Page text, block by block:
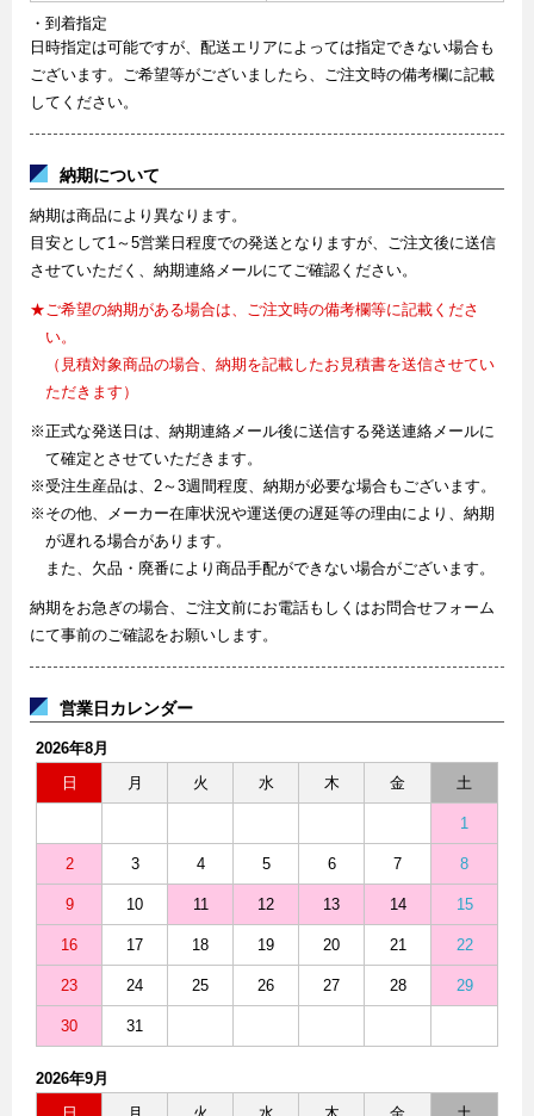
・到着指定
日時指定は可能ですが、配送エリアによっては指定できない場合も
ございます。ご希望等がございましたら、ご注文時の備考欄に記載
してください。
納期について
納期は商品により異なります。
目安として1～5営業日程度での発送となりますが、ご注文後に送信
させていただく、納期連絡メールにてご確認ください。
★ご希望の納期がある場合は、ご注文時の備考欄等に記載くださ
い。
（見積対象商品の場合、納期を記載したお見積書を送信させてい
ただきます）
※正式な発送日は、納期連絡メール後に送信する発送連絡メールに
て確定とさせていただきます。
※受注生産品は、2～3週間程度、納期が必要な場合もございます。
※その他、メーカー在庫状況や運送便の遅延等の理由により、納期
が遅れる場合があります。
また、欠品・廃番により商品手配ができない場合がございます。
納期をお急ぎの場合、ご注文前にお電話もしくはお問合せフォーム
にて事前のご確認をお願いします。
営業日カレンダー
2026年8月
日
月 火 水 木 金 土
1
2 3 4 5 6 7 8
9 10 11 12 13 14 15
16 17 18 19 20 21 22
23 24 25 26 27 28 29
30 31
2026年9月